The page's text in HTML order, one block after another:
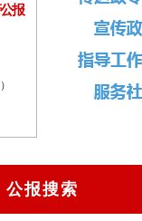
报
公报搜索